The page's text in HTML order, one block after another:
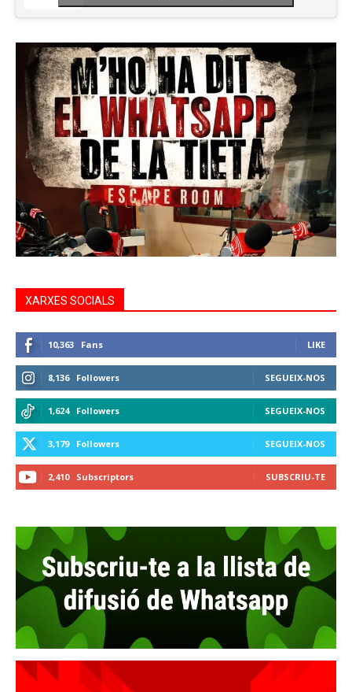
XARXES SOCIALS
10,363 Fans LIKE
8,136 Followers SEGUEIX-NOS
1,624 Followers SEGUEIX-NOS
3,179 Followers SEGUEIX-NOS
2,410 Subscriptors SUBSCRIU-TE